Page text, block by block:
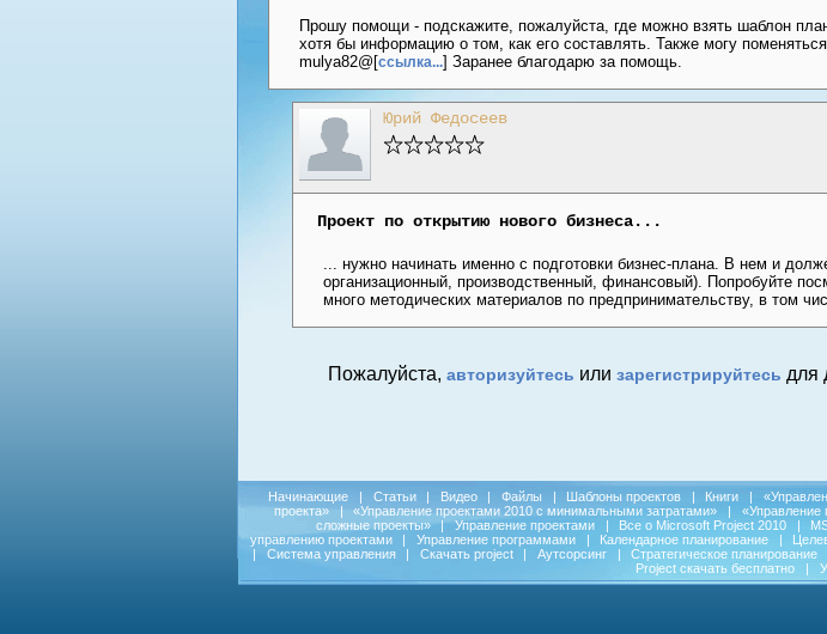
Прошу помощи - подскажите, пожалуйста, где можно взять шаблон
хотя бы информацию о том, как его составлять. Также могу
mulya82@[ссылка... ] Заранее благодарю за помощь.
Юрий Федосеев
Проект по открытию нового бизнеса...
... нужно начинать именно с подготовки бизнес-плана. В нем и
организационный, производственный, финансовый). Попробуйте
много методических материалов по предпринимательству, в том
Пожалуйста, авторизуйтесь или зарегистрируйтесь для
Начинающие | Статьи | Видео | Файлы | Шаблоны проектов | Книги |
проекта»
| «Управление проектами 2010 с минимальными затратами» |
«Управление
сложные проекты»
| Управление проектами | Все о Microsoft Project 2010 |
управлению проектами
| Управление программами | Календарное планирование |
|
Система управления | Скачать project | Аутсорсинг | Стратегическое планирование
Project скачать бесплатно
|